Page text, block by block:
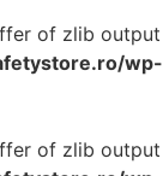
of zlib output
wp-
of zlib output